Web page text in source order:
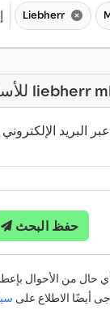
Liebherr
liebherr
البريد
حفظ البحث
حال من الأحوال
أيضًا الاطلاع على